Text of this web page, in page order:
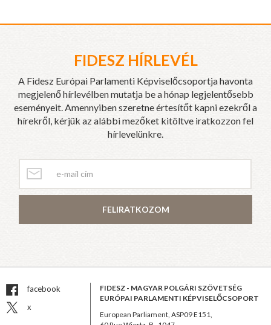
FIDESZ HÍRLEVÉL
A Fidesz Európai Parlamenti Képviselőcsoportja havonta
megjelenő hírlevélben mutatja be a hónap legjelentősebb
eseményeit. Amennyiben szeretne értesítőt kapni ezekről a
hírekről, kérjük az alábbi mezőket kitöltve iratkozzon fel
hírlevelünkre.
FELIRATKOZOM
facebook
x
FIDESZ - MAGYAR POLGÁRI SZÖVETSÉG
EURÓPAI PARLAMENTI KÉPVISELŐCSOPORT
European Parliament, ASP09 E151,